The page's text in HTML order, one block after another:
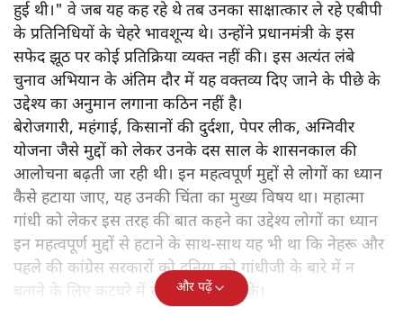
हुई थी।" वे जब यह कह रहे थे तब उनका साक्षात्कार ले रहे एबीपी
के प्रतिनिधियों के चेहरे भावशून्य थे। उन्होंने प्रधानमंत्री के इस
सफेद झूठ पर कोई प्रतिक्रिया व्यक्त नहीं की। इस अत्यंत लंबे
चुनाव अभियान के अंतिम दौर में यह वक्तव्य दिए जाने के पीछे के
उद्देश्य का अनुमान लगाना कठिन नहीं है।
बेरोजगारी, महंगाई, किसानों की दुर्दशा, पेपर लीक, अग्निवीर
योजना जैसे मुद्दों को लेकर उनके दस साल के शासनकाल की
आलोचना बढ़ती जा रही थी। इन महत्वपूर्ण मुद्दों से लोगों का ध्यान
कैसे हटाया जाए, यह उनकी चिंता का मुख्य विषय था। महात्मा
गांधी को लेकर इस तरह की बात कहने का उद्देश्य लोगों का ध्यान
इन महत्वपूर्ण मुद्दों से हटाने के साथ-साथ यह भी था कि नेहरू और
पहले की कांग्रेस सरकारों को दुनिया को गांधीजी के बारे में न
बताने के लिए कटघरे में खड़ा किया जा सके।
और पढ़ें